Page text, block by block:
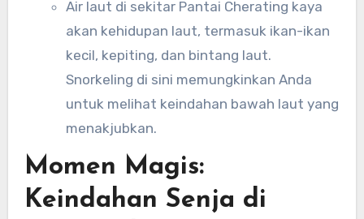
Air laut di sekitar Pantai Cherating kaya
akan kehidupan laut, termasuk ikan-ikan
kecil, kepiting, dan bintang laut.
Snorkeling di sini memungkinkan Anda
untuk melihat keindahan bawah laut yang
menakjubkan.
Momen Magis:
Keindahan Senja di